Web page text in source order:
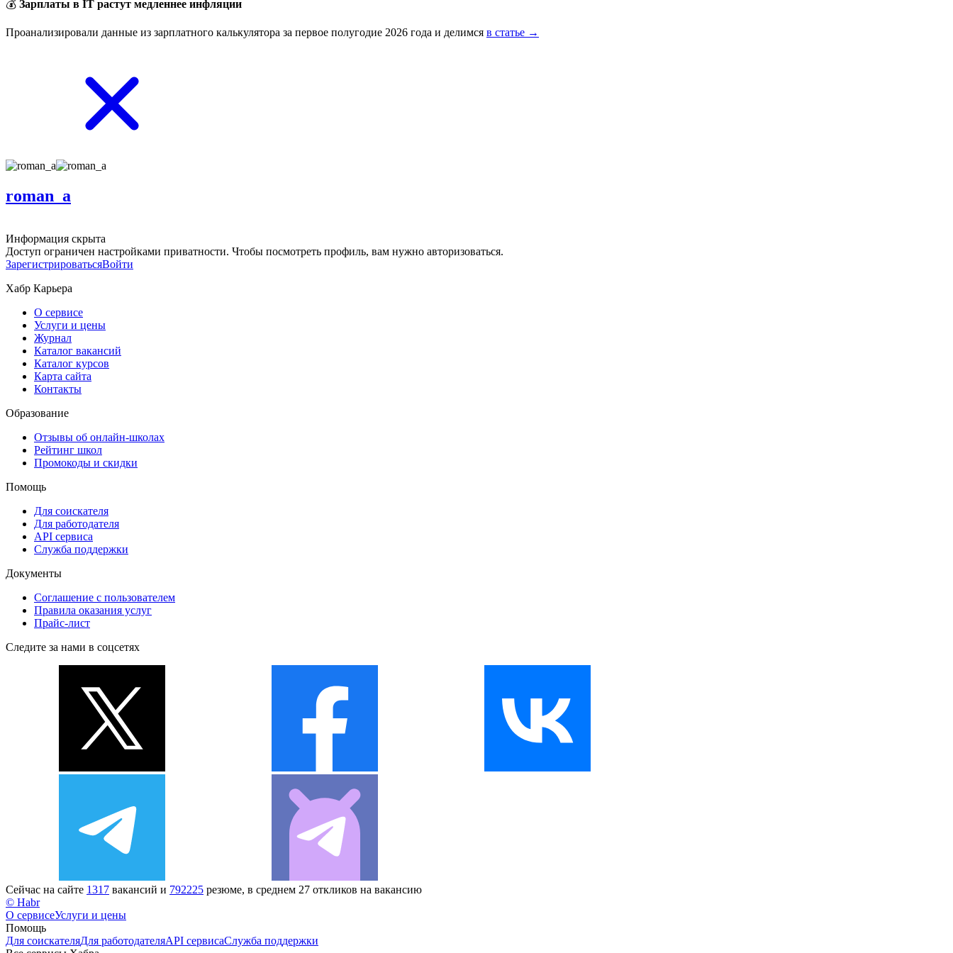
💰 Зарплаты в IT растут медленнее инфляции
Проанализировали данные из зарплатного калькулятора за первое полугодие 2026 года и делимся в статье →
roman_a
Информация скрыта
Доступ ограничен настройками приватности. Чтобы посмотреть профиль, вам нужно авторизоваться.
ЗарегистрироватьсяВойти
Хабр Карьера
О сервисе
Услуги и цены
Журнал
Каталог вакансий
Каталог курсов
Карта сайта
Контакты
Образование
Отзывы об онлайн-школах
Рейтинг школ
Промокоды и скидки
Помощь
Для соискателя
Для работодателя
API сервиса
Служба поддержки
Документы
Соглашение с пользователем
Правила оказания услуг
Прайс-лист
Следите за нами в соцсетях
Сейчас на сайте 1317 вакансий и 792225 резюме, в среднем 27 откликов на вакансию
© Habr
О сервисеУслуги и цены
Помощь
Для соискателяДля работодателяAPI сервисаСлужба поддержки